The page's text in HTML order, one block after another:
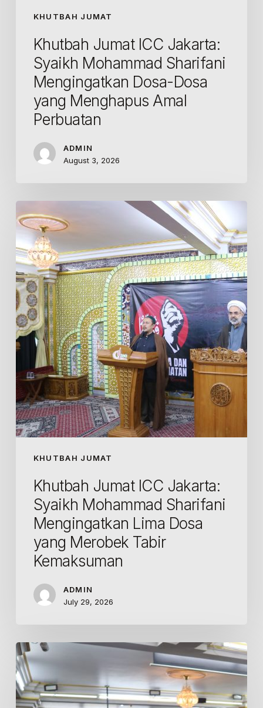
KHUTBAH JUMAT
Khutbah Jumat ICC Jakarta:
Syaikh Mohammad Sharifani
Mengingatkan Dosa-Dosa
yang Menghapus Amal
Perbuatan
ADMIN
August 3, 2026
KHUTBAH JUMAT
Jumat
ICC
Jakarta:
Syaikh
Mohammad
Sharifani
Mengingatkan
Lima
Dosa
yang
Merobek
Tabir
Kemaksuman
Khutbah Jumat ICC Jakarta:
Syaikh Mohammad Sharifani
Mengingatkan Lima Dosa
yang Merobek Tabir
Kemaksuman
ADMIN
July 29, 2026
Khutbah
Jumat
ICC
Jakarta: